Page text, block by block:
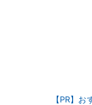
【PR】